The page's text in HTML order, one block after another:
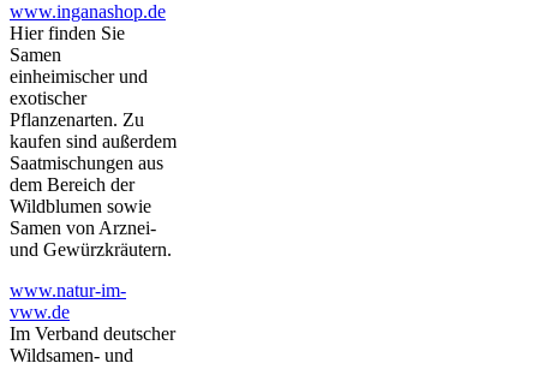
www.inganashop.de
Hier finden Sie
Samen
einheimischer und
exotischer
Pflanzenarten. Zu
kaufen sind außerdem
Saatmischungen aus
dem Bereich der
Wildblumen sowie
Samen von Arznei-
und Gewürzkräutern.
www.natur-im-
vww.de
Im Verband deutscher
Wildsamen- und